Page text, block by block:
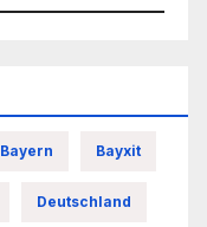
Bayern Bayxit
Deutschland